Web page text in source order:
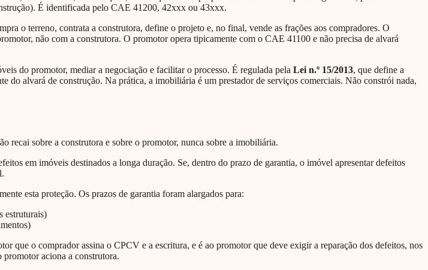
É identificada pelo CAE 41200, 42xxx ou 43xxx.
o terreno, contrata a construtora, define o projeto e, no final, vende as frações aos compradores. O
não com a construtora. O promotor opera tipicamente com o CAE 41100 e não precisa de alvará
do promotor, mediar a negociação e facilitar o processo. É regulada pela Lei n.º 15/2013, que define a
alvará de construção. Na prática, a imobiliária é um prestador de serviços comerciais. Não constrói nada,
recai sobre a construtora e sobre o promotor, nunca sobre a imobiliária.
em imóveis destinados a longa duração. Se, dentro do prazo de garantia, o imóvel apresentar defeitos
esta proteção. Os prazos de garantia foram alargados para:
estruturais)
que o comprador assina o CPCV e a escritura, e é ao promotor que deve exigir a reparação dos defeitos, nos
aciona a construtora.